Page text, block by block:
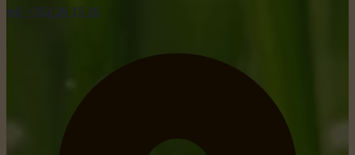
tel: +352 26 15 26